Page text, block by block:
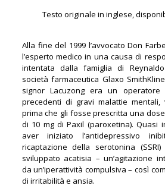
Testo originale in inglese,
Alla fine del 1999 l’avvocato Don
l’esperto medico in una causa di
intentata dalla famiglia di
società farmaceutica Glaxo
signor Lacuzong era un operatore
precedenti di gravi malattie mentali,
prima che gli fosse prescritta una
di 10 mg di Paxil (paroxetina). Quasi
aver iniziato l’antidepressivo
ricaptazione della serotonina
sviluppato acatisia – un’agitazione
da un’iperattività compulsiva – così
di irritabilità e ansia.